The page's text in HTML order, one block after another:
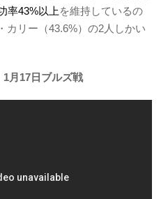
率43%以上 を維持しているの
カリー（43.6%）の2人しかい
月17日ブルズ戦